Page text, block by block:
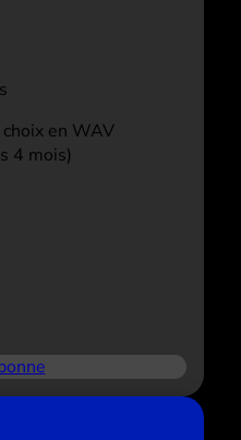
en WAV
4 mois)